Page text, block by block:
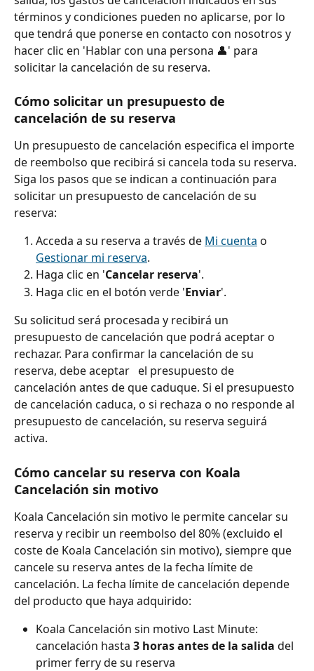
términos y condiciones pueden no aplicarse, por lo
que tendrá que ponerse en contacto con nosotros y
hacer clic en 'Hablar con una persona 👤' para
solicitar la cancelación de su reserva.
Cómo solicitar un presupuesto de
cancelación de su reserva
Un presupuesto de cancelación especifica el importe
de reembolso que recibirá si cancela toda su reserva.
Siga los pasos que se indican a continuación para
solicitar un presupuesto de cancelación de su
reserva:
Acceda a su reserva a través de Mi cuenta o
Gestionar mi reserva.
Haga clic en 'Cancelar reserva'.
Haga clic en el botón verde 'Enviar'.
Su solicitud será procesada y recibirá un
presupuesto de cancelación que podrá aceptar o
rechazar. Para confirmar la cancelación de su
reserva, debe aceptar el presupuesto de
cancelación antes de que caduque. Si el presupuesto
de cancelación caduca, o si rechaza o no responde al
presupuesto de cancelación, su reserva seguirá
activa.
Cómo cancelar su reserva con Koala
Cancelación sin motivo
Koala Cancelación sin motivo le permite cancelar su
reserva y recibir un reembolso del 80% (excluido el
coste de Koala Cancelación sin motivo), siempre que
cancele su reserva antes de la fecha límite de
cancelación. La fecha límite de cancelación depende
del producto que haya adquirido:
Koala Cancelación sin motivo Last Minute:
cancelación hasta 3 horas antes de la salida del
primer ferry de su reserva